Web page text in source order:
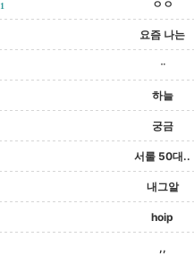
1 ㅇㅇ
요즘 나는
ᆢ
하늘
궁금
서룰 50대..
내그알
hoip
,,